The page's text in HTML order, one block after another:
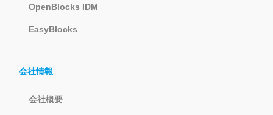
OpenBlocks IDM
EasyBlocks
会社情報
会社概要